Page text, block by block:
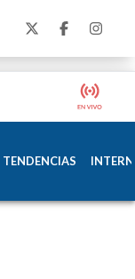
TENDENCIAS